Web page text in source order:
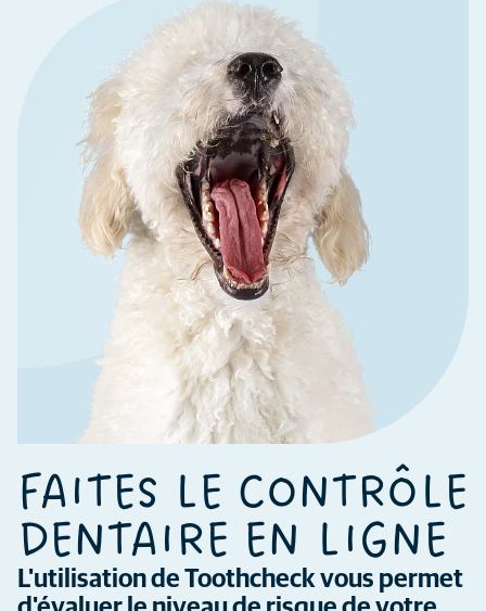
FAITES LE CONTRÔLE
DENTAIRE EN LIGNE
L'utilisation de Toothcheck vous permet